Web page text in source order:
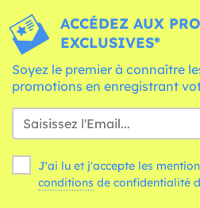
ACCÉDEZ AUX
EXCLUSIVES*
Soyez le premier à connaître
promotions en enregistrant
J'ai lu et j'accepte les
conditions de confidentialité